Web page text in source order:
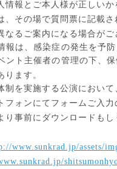
情報とご本人様が正しい
、その場で質問票に記載
なるご案内になる場合がご
報は、感染症の発生を予
ント主催者の管理の下、
ります。
制を実施する公演において
フォンにてフォームご入
り事前にダウンロードもし
www.sunkrad.jp/assets/